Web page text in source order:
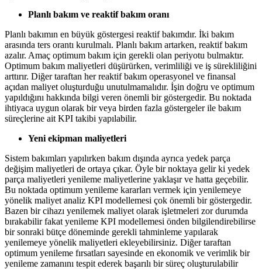
Planlı bakım ve reaktif bakım oranı
Planlı bakımın en büyük göstergesi reaktif bakımdır. İki bakım
arasında ters orantı kurulmalı. Planlı bakım artarken, reaktif bakım
azalır. Amaç optimum bakım için gerekli olan periyotu bulmaktır.
Optimum bakım maliyetleri düşürürken, verimliliği ve iş sürekliliğini
arttırır. Diğer taraftan her reaktif bakım operasyonel ve finansal
açıdan maliyet oluşturduğu unutulmamalıdır. İşin doğru ve optimum
yapıldığını hakkında bilgi veren önemli bir göstergedir. Bu noktada
ihtiyaca uygun olarak bir veya birden fazla göstergeler ile bakım
süreçlerine ait KPI takibi yapılabilir.
Yeni ekipman maliyetleri
Sistem bakımları yapılırken bakım dışında ayrıca yedek parça
değişim maliyetleri de ortaya çıkar. Öyle bir noktaya gelir ki yedek
parça maliyetleri yenileme maliyetlerine yaklaşır ve hatta geçebilir.
Bu noktada optimum yenileme kararları vermek için yenilemeye
yönelik maliyet analiz KPI modellemesi çok önemli bir göstergedir.
Bazen bir cihazı yenilemek maliyet olarak işletmeleri zor durumda
bırakabilir fakat yenileme KPI modellemesi önden bilgilendirebilirse
bir sonraki bütçe döneminde gerekli tahminleme yapılarak
yenilemeye yönelik maliyetleri ekleyebilirsiniz. Diğer taraftan
optimum yenileme fırsatları sayesinde en ekonomik ve verimlik bir
yenileme zamanını tespit ederek başarılı bir süreç oluşturulabilir